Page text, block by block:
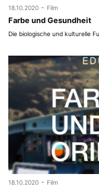
18.10.2020 - Film
Farbe und Gesundheit
Die biologische und kulturelle
18.10.2020 - Film